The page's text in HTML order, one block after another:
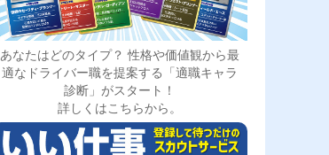
あなたはどのタイプ？ 性格や価値観から最
適なドライバー職を提案する「適職キャラ
診断」がスタート！
詳しくはこちらから。